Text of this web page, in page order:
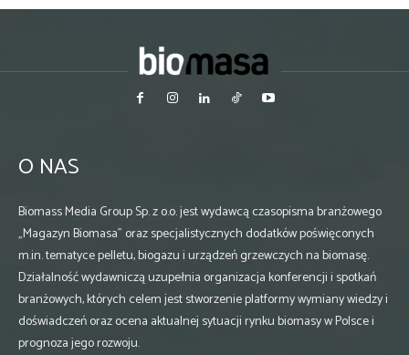
O NAS
Biomass Media Group Sp. z o.o. jest wydawcą czasopisma branżowego
„Magazyn Biomasa” oraz specjalistycznych dodatków poświęconych
m.in. tematyce pelletu, biogazu i urządzeń grzewczych na biomasę.
Działalność wydawniczą uzupełnia organizacja konferencji i spotkań
branżowych, których celem jest stworzenie platformy wymiany wiedzy i
doświadczeń oraz ocena aktualnej sytuacji rynku biomasy w Polsce i
prognoza jego rozwoju.